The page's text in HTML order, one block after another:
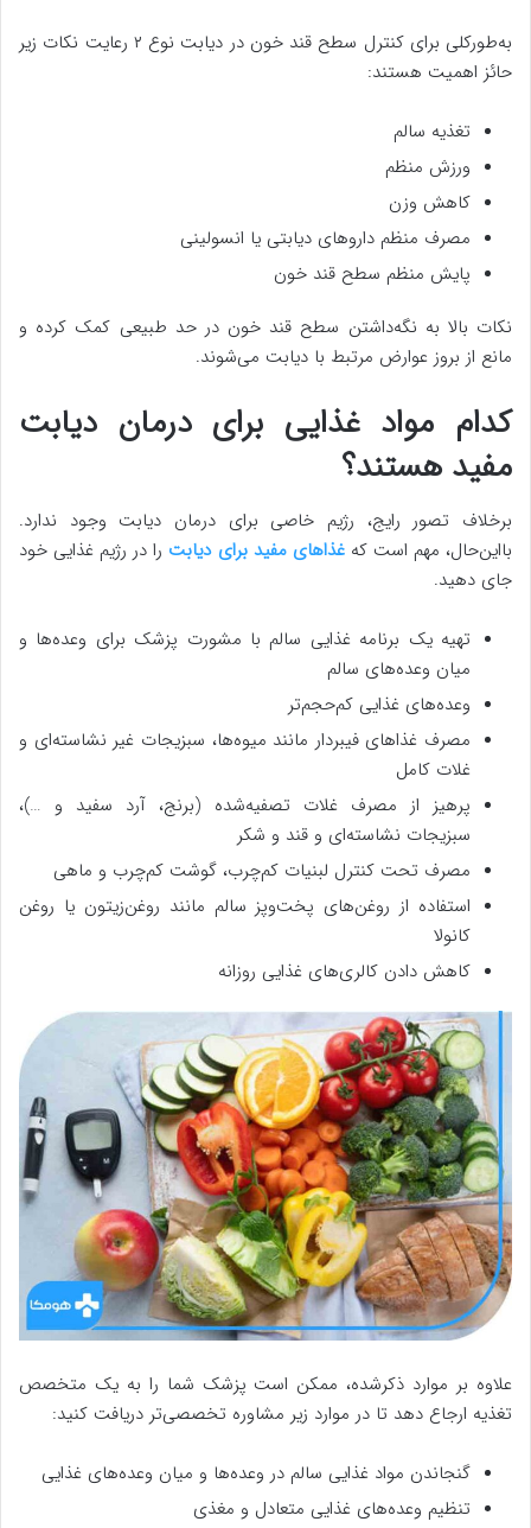
به‌طورکلی برای کنترل سطح قند خون در دیابت نوع ۲ رعایت نکات زیر
حائز اهمیت هستند:
تغذیه سالم
ورزش منظم
کاهش وزن
مصرف منظم داروهای دیابتی یا انسولینی
پایش منظم سطح قند خون
نکات بالا به نگه‌داشتن سطح قند خون در حد طبیعی کمک کرده و
مانع از بروز عوارض مرتبط با دیابت می‌شوند.
کدام مواد غذایی برای درمان دیابت
مفید هستند؟
برخلاف تصور رایج، رژیم خاصی برای درمان دیابت وجود ندارد.
بااین‌حال، مهم است کهغذاهای مفید برای دیابت را در رژیم غذایی خود
جای دهید.
تهیه یک برنامه غذایی سالم با مشورت پزشک برای وعده‌ها و
میان وعده‌های سالم
وعده‌های غذایی کم‌حجم‌تر
مصرف غذاهای فیبردار مانند میوه‌ها، سبزیجات غیر نشاسته‌ای و
غلات کامل
پرهیز از مصرف غلات تصفیه‌شده (برنج، آرد سفید و …)،
سبزیجات نشاسته‌ای و قند و شکر
مصرف تحت کنترل ​​لبنیات کم‌چرب، گوشت کم‌چرب و ماهی
استفاده از روغن‌های پخت‌وپز سالم مانند روغن‌زیتون یا روغن
کانولا
کاهش دادن کالری‌های غذایی روزانه
علاوه بر موارد ذکرشده، ممکن است پزشک شما را به یک متخصص
تغذیه ارجاع دهد تا در موارد زیر مشاوره تخصصی‌تر دریافت کنید:
گنجاندن مواد غذایی سالم در وعده‌ها و میان وعده‌های غذایی
تنظیم وعده‌های غذایی متعادل و مغذی